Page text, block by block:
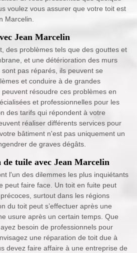
voulez vous assurer que votre toit est
Marcelin.
Jean Marcelin
des problèmes tels que des gouttes et
et une détérioration des murs
sont pas réparés, ils peuvent se
et conduire à de grandes
résoudre ces problèmes en
et professionnelles pour les
des tarifs qui répondent à votre
réaliser différents services pour
bâtiment n'est pas uniquement un
de graves dégâts.
tuile avec Jean Marcelin
l'un des dilemmes les plus inquiétants
peut faire face. Un toit en fuite peut
surtout dans les régions
du toit peut s’effectuer après une
usure après un certain temps. Que
besoin de professionnels pour
une réparation de toit due à
devez faire affaire à une entreprise de